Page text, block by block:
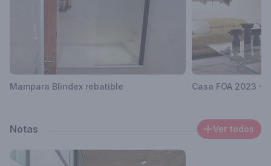
Mampara Blindex rebatible Casa FOA 2023 -
Notas Ver todos